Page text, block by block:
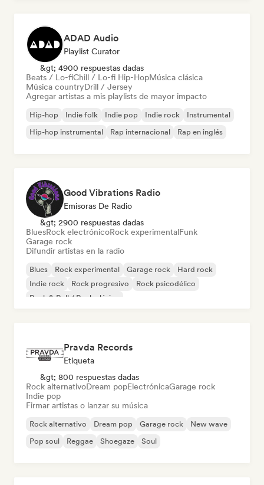
ADAD Audio
Playlist Curator
&gt; 4900 respuestas dadas
Beats / Lo-fiChill / Lo-fi Hip-HopMúsica clásica
Música countryDrill / Jersey
Agregar artistas a mis playlists de mayor impacto
Hip-hop Indie folk Indie pop Indie rock
Instrumental
Hip-hop instrumental
Rap internacional Rap en inglés
Good Vibrations Radio
Emisoras De Radio
&gt; 2900 respuestas dadas
BluesRock electrónicoRock experimentalFunk
Garage rock
Difundir artistas en la radio
Blues Rock experimental Garage rock
Hard rock
Indie rock
Rock progresivo
Rock psicodélico
Rock & Roll / Rock clásico
Pravda Records
Etiqueta
&gt; 800 respuestas dadas
Rock alternativoDream popElectrónicaGarage rock
Indie pop
Firmar artistas o lanzar su música
Rock alternativo Dream pop Garage rock
New wave
Pop soul
Reggae Shoegaze Soul